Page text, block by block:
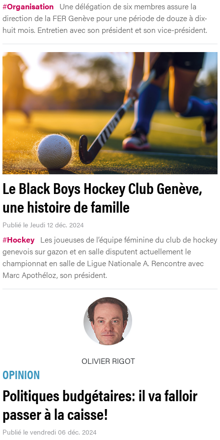
#Organisation Une délégation de six membres assure la
direction de la FER Genève pour une période de douze à dix-
huit mois. Entretien avec son président et son vice-président.
Le Black Boys Hockey Club Genève,
une histoire de famille
Publié le Jeudi 12 déc. 2024
#Hockey Les joueuses de l’équipe féminine du club de hockey
genevois sur gazon et en salle disputent actuellement le
championnat en salle de Ligue Nationale A. Rencontre avec
Marc Apothéloz, son président.
OLIVIER RIGOT
OPINION
Politiques budgétaires: il va falloir
passer à la caisse!
Publié le vendredi 06 déc. 2024